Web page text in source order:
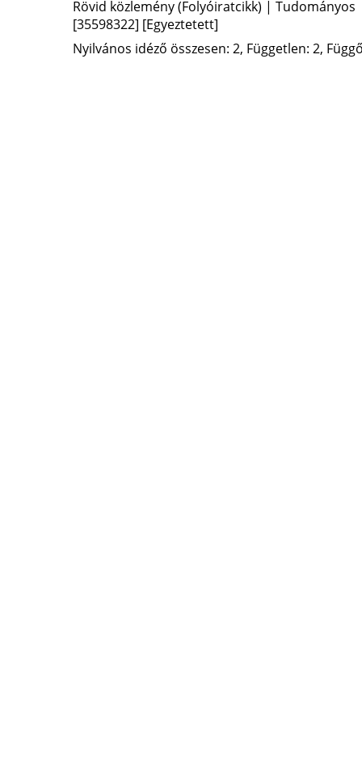
Rövid közlemény (Folyóiratcikk) | Tudományos
[35598322] [Egyeztetett]
Nyilvános idéző összesen: 2, Független: 2,